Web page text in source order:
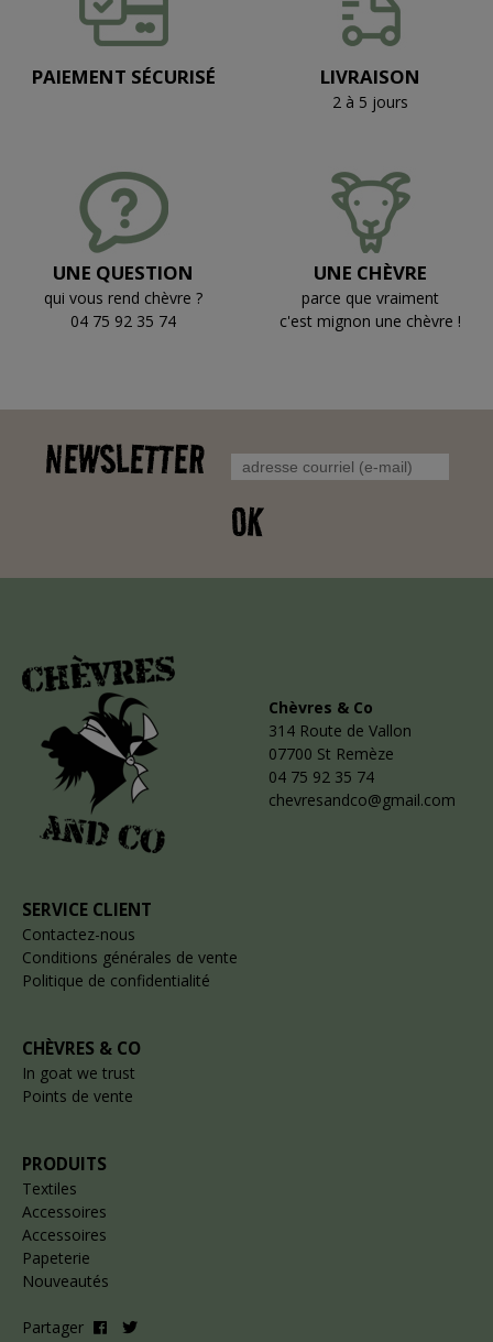
PAIEMENT SÉCURISÉ LIVRAISON
2 à 5 jours
UNE QUESTION
qui vous rend chèvre ?
04 75 92 35 74
UNE CHÈVRE
parce que vraiment
c'est mignon une chèvre !
NEWSLETTER
OK
Chèvres & Co
314 Route de Vallon
07700 St Remèze
04 75 92 35 74
chevresandco@gmail.com
SERVICE CLIENT
Contactez-nous
Conditions générales de vente
Politique de confidentialité
CHÈVRES & CO
In goat we trust
Points de vente
PRODUITS
Textiles
Accessoires
Accessoires
Papeterie
Nouveautés
Partager